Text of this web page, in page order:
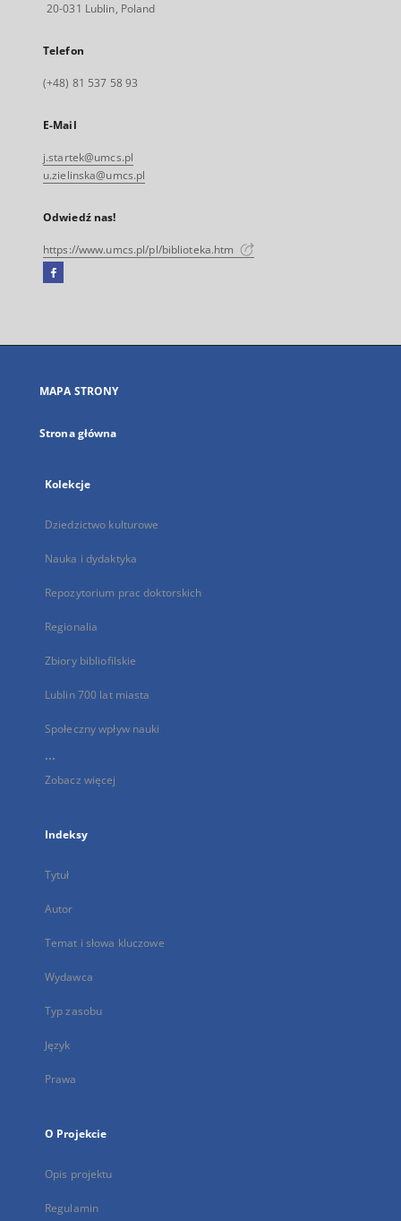
20-031 Lublin, Poland
Telefon
(+48) 81 537 58 93
E-Mail
j.startek@umcs.pl
u.zielinska@umcs.pl
Odwiedź nas!
https://www.umcs.pl/pl/biblioteka.htm
Facebook
się
karcie
MAPA STRONY
Strona główna
Kolekcje
Dziedzictwo kulturowe
Nauka i dydaktyka
Repozytorium prac doktorskich
Regionalia
Zbiory bibliofilskie
Lublin 700 lat miasta
Społeczny wpływ nauki
...
Zobacz więcej
Indeksy
Tytuł
Autor
Temat i słowa kluczowe
Wydawca
Typ zasobu
Język
Prawa
O Projekcie
Opis projektu
Regulamin